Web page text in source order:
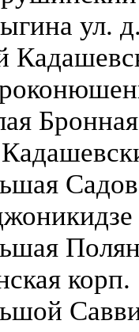
ул.
корп.